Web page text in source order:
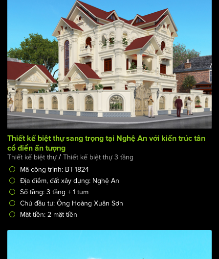
Thiết kế biệt thự sang trọng tại Nghệ An với kiến trúc tân
cổ điển ấn tượng
Thiết kế biệt thự / Thiết kế biệt thự 3 tầng
Mã công trình: BT-1824
Địa điểm, đất xây dựng: Nghệ An
Số tầng: 3 tầng + 1 tum
Chủ đầu tư: Ông Hoàng Xuân Sơn
Mặt tiền: 2 mặt tiền